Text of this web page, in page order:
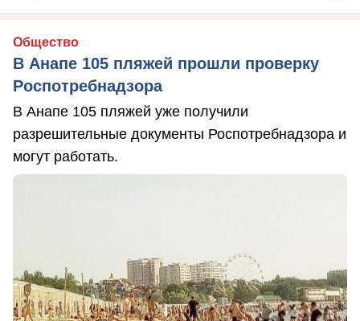
Общество
В Анапе 105 пляжей прошли проверку
Роспотребнадзора
В Анапе 105 пляжей уже получили
разрешительные документы Роспотребнадзора и
могут работать.